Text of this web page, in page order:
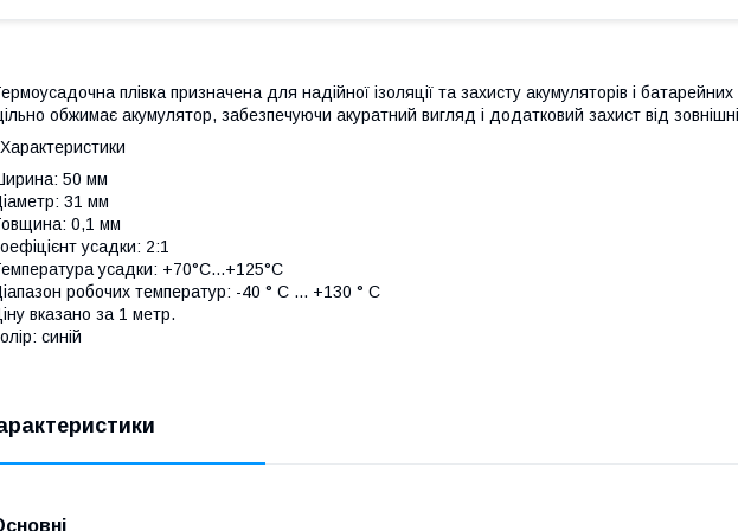
плівка призначена для надійної ізоляції та захисту акумуляторів і батарейних
обжимає акумулятор, забезпечуючи акуратний вигляд і додатковий захист від
Характеристики
50 мм
31 мм
0,1 мм
усадки: 2:1
усадки: +70°C...+125°C
робочих температур: -40 ° C ... +130 ° C
вказано за 1 метр.
синій